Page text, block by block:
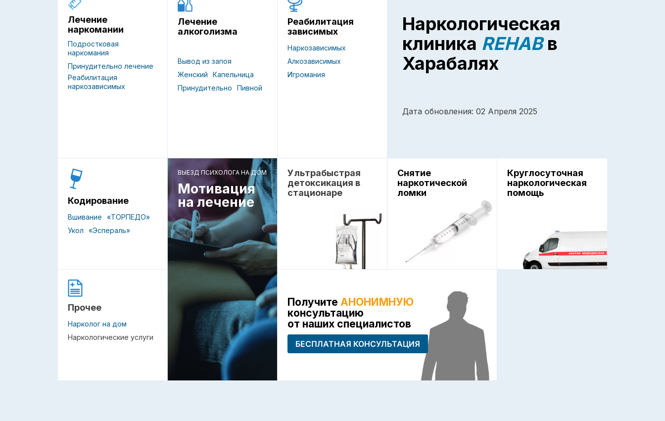
Лечение
наркомании
Подростковая
наркомания
Принудительно лечение
Реабилитация
наркозависимых
Лечение
алкоголизма
Вывод из запоя
Женский
Капельница
Принудительно
Пивной
Реабилитация
зависимых
Наркозависимых
Алкозависимых
Игромания
Наркологическая
клиника REHABв
Харабалях
Дата обновления: 02 Апреля 2025
Кодирование
Вшивание
«ТОРПЕДО»
Укол
«Эспераль»
Прочее
Нарколог на дом
Наркологические услуги
ВЫЕЗД ПСИХОЛОГА НА ДОМ
Мотивация
на лечение
Ультрабыстрая
детоксикация в
стационаре
Снятие
наркотической
ломки
Получите АНОНИМНУЮ
консультацию
от наших специалистов
БЕСПЛАТНАЯ КОНСУЛЬТАЦИЯ
Круглосуточная
наркологическая
помощь